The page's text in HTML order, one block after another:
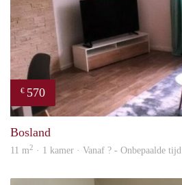
€ 570
Bosland
11 m2 · 1 kamer · Vanaf ? - Onbepaalde tijd